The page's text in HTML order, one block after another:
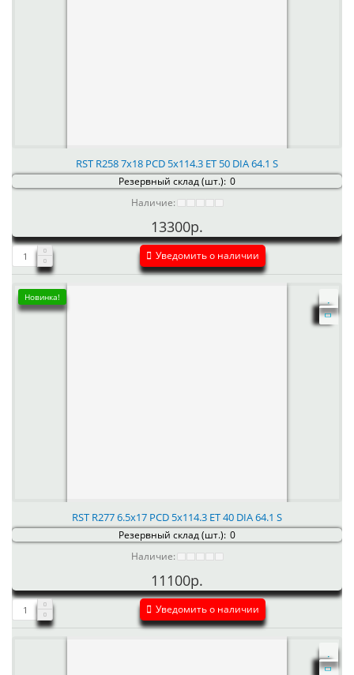
RST R258 7x18 PCD 5x114.3 ET 50 DIA 64.1 S
Резервный склад (шт.): 0
Наличие:
13300р.
Уведомить о наличии
Новинка!
RST R277 6.5x17 PCD 5x114.3 ET 40 DIA 64.1 S
Резервный склад (шт.): 0
Наличие:
11100р.
Уведомить о наличии